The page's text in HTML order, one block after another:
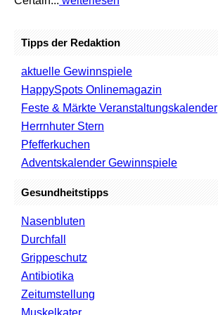
Tipps der Redaktion
aktuelle Gewinnspiele
HappySpots Onlinemagazin
Feste & Märkte Veranstaltungskalender
Herrnhuter Stern
Pfefferkuchen
Adventskalender Gewinnspiele
Gesundheitstipps
Nasenbluten
Durchfall
Grippeschutz
Antibiotika
Zeitumstellung
Muskelkater